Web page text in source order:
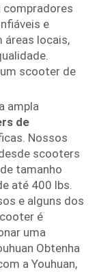
compradores
e
áreas locais,
scooter de
ampla
de
Nossos
scooters
tamanho
até 400 lbs.
e alguns dos
é
uma
Obtenha
a Youhuan,